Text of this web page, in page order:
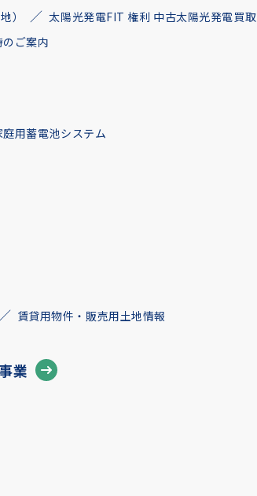
）
太陽光発電FIT 権利 中古太陽光発電買取
ご案内
庭用蓄電池システム
賃貸用物件・販売用土地情報
業